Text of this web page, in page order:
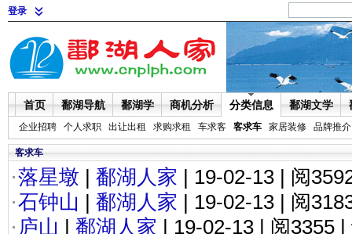
登录
首页 鄱湖导航 鄱湖学 商机分析 分类信息 鄱湖文学
企业招聘 个人求职 出让出租 求购求租 车求客 客求车 家居装修 品牌推介
客求车
落星墩 | 鄱湖人家 | 19-02-13 | 阅
石钟山 | 鄱湖人家 | 19-02-13 | 阅
庐山 | 鄱湖人家 | 19-02-13 | 阅3355 |